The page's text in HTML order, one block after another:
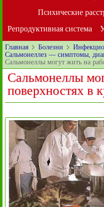
Психические
Репродуктивная система
Главная Болезни
Сальмонеллез — симптомы,
Сальмонеллы могут жить на
Сальмонеллы
поверхностях в